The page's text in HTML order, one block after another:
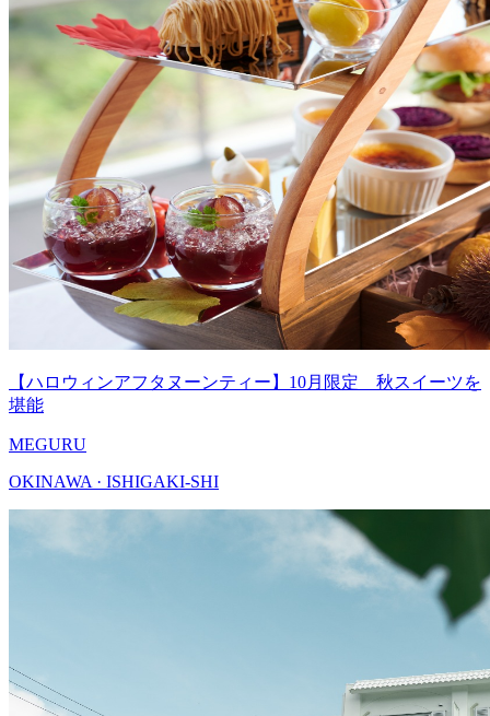
【ハロウィンアフタヌーンティー】10月限定 秋スイーツを
堪能
MEGURU
OKINAWA · ISHIGAKI-SHI